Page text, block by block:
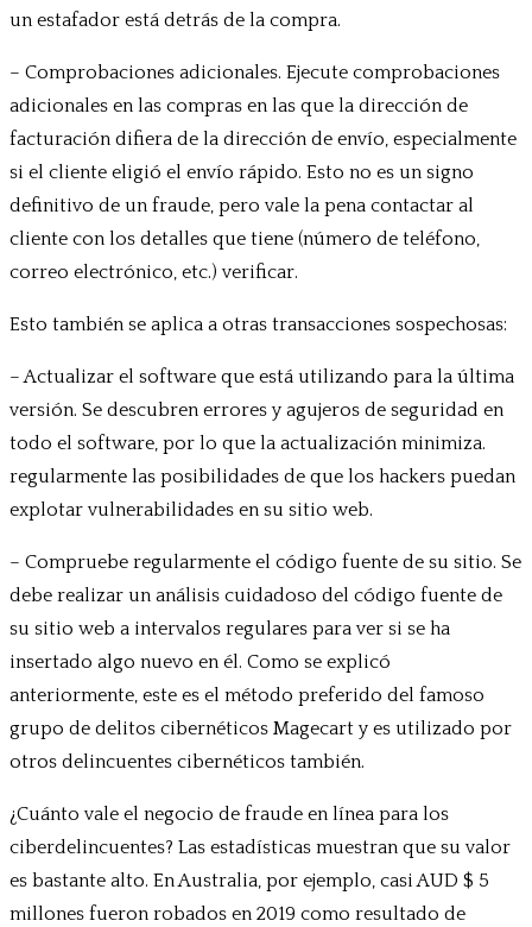
un estafador está detrás de la compra.
– Comprobaciones adicionales. Ejecute comprobaciones
adicionales en las compras en las que la dirección de
facturación difiera de la dirección de envío, especialmente
si el cliente eligió el envío rápido. Esto no es un signo
definitivo de un fraude, pero vale la pena contactar al
cliente con los detalles que tiene (número de teléfono,
correo electrónico, etc.) verificar.
Esto también se aplica a otras transacciones sospechosas:
– Actualizar el software que está utilizando para la última
versión. Se descubren errores y agujeros de seguridad en
todo el software, por lo que la actualización minimiza.
regularmente las posibilidades de que los hackers puedan
explotar vulnerabilidades en su sitio web.
– Compruebe regularmente el código fuente de su sitio. Se
debe realizar un análisis cuidadoso del código fuente de
su sitio web a intervalos regulares para ver si se ha
insertado algo nuevo en él. Como se explicó
anteriormente, este es el método preferido del famoso
grupo de delitos cibernéticos Magecart y es utilizado por
otros delincuentes cibernéticos también.
¿Cuánto vale el negocio de fraude en línea para los
ciberdelincuentes? Las estadísticas muestran que su valor
es bastante alto. En Australia, por ejemplo, casi AUD $ 5
millones fueron robados en 2019 como resultado de